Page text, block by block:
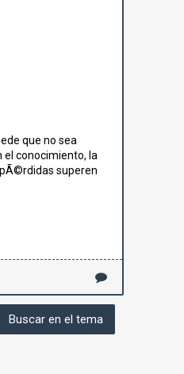
que no sea
el conocimiento, la
superen